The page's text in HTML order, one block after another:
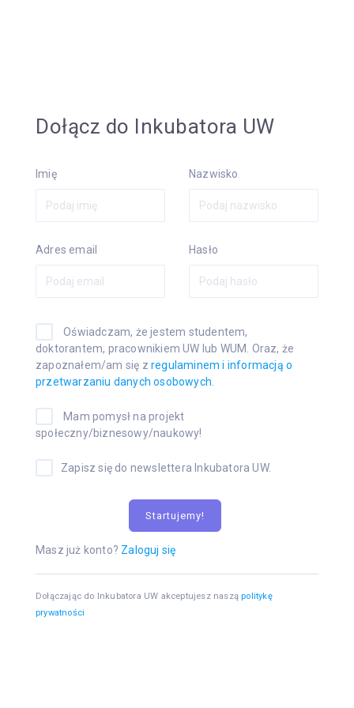
Dołącz do Inkubatora UW
Imię Nazwisko
Adres email Hasło
Oświadczam, że jestem studentem,
doktorantem, pracownikiem UW lub WUM. Oraz, że
zapoznałem/am się zregulaminem i informacją o
przetwarzaniu danych osobowych
Mam pomysł na projekt
społeczny/biznesowy/naukowy!
Zapisz się do newslettera Inkubatora UW.
Startujemy!
Masz już konto? Zaloguj się
Dołączając do Inkubatora UW akceptujesz naszą politykę
prywatności